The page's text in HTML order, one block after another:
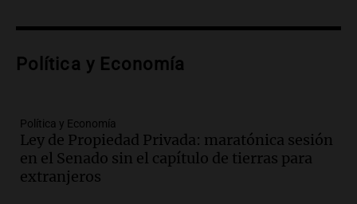
tributo todos los jueves
Episodios
sea, va a ser lindo”
La Cadena del Gol
Episodios
Audio.Débora Blanca, psicóloga experta
Política y Economía
Política y Economía
Ley de Propiedad Privada: maratónica sesión
en el Senado sin el capítulo de tierras para
extranjeros